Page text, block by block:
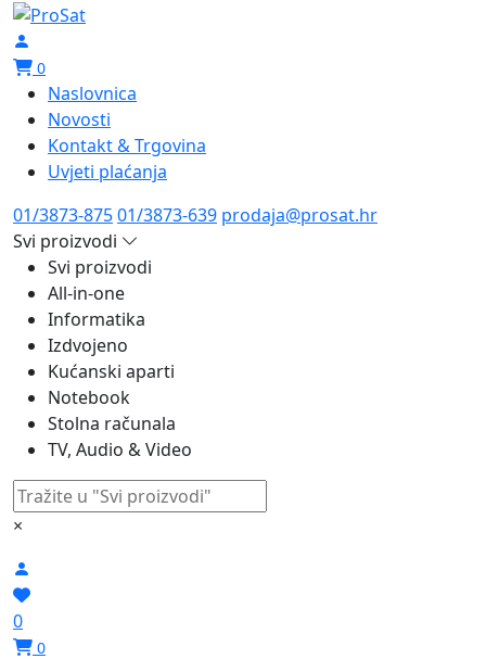
0
Naslovnica
Novosti
Kontakt & Trgovina
Uvjeti plaćanja
01/3873-87501/3873-639 prodaja@prosat.hr
Svi proizvodi
Svi proizvodi
All-in-one
Informatika
Izdvojeno
Kućanski aparti
Notebook
Stolna računala
TV, Audio & Video
×
0
0